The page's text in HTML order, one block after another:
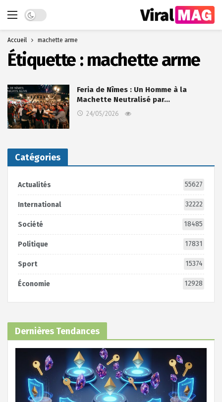
Dark mode
Accueil machette arme
Étiquette : machette arme
Feria de Nîmes : Un Homme à la
Machette Neutralisé par…
24/05/2026
Catégories
Actualités 55627
International 32222
Société 18485
Politique 17831
Sport 15374
Économie 12928
Dernières Tendances